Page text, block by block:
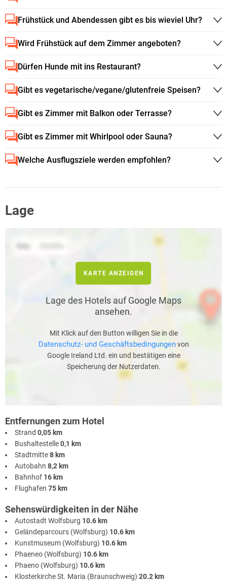
Frühstück und Abendessen gibt es bis wieviel Uhr?
Wird Frühstück auf dem Zimmer angeboten?
Dürfen Hunde mit ins Restaurant?
Gibt es vegetarische/vegane/glutenfreie Speisen?
Gibt es Zimmer mit Balkon oder Terrasse?
Gibt es Zimmer mit Whirlpool oder Sauna?
Welche Ausflugsziele werden empfohlen?
Lage
KARTE ANZEIGEN
Lage des Hotels auf Google Maps
ansehen.
Mit Klick auf den Button willigen Sie in die
Datenschutz- und Geschäftsbedingungenvon
Google Ireland Ltd. ein und bestätigen eine
Speicherung der Nutzerdaten.
Entfernungen zum Hotel
Strand 0,05 km
Bushaltestelle0,1 km
Stadtmitte8 km
Autobahn 8,2 km
Bahnhof 16 km
Flughafen 75 km
Sehenswürdigkeiten in der Nähe
Autostadt Wolfsburg 10.6 km
Geländeparcours (Wolfsburg) 10.6 km
Kunstmuseum (Wolfsburg) 10.6 km
Phaeneo (Wolfsburg) 10.6 km
Phaeno (Wolfsburg) 10.6 km
Klosterkirche St. Maria (Braunschweig) 20.2 km